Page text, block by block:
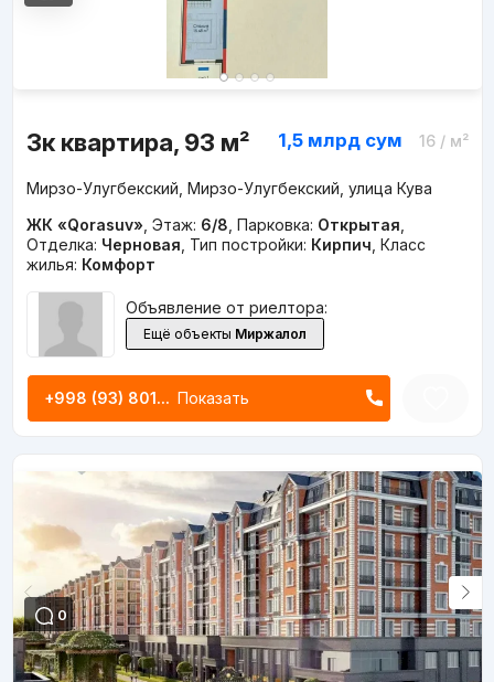
3к квартира, 93 м² 1,5 млрд сум 16/ м²
Мирзо-Улугбекский, Мирзо-Улугбекский, улица Кува
ЖК «Qorasuv» Этаж: 6/8 Парковка: Открытая
Отделка: Черновая Тип постройки: Кирпич Класс
жилья: Комфорт
Объявление от риелтора:
Ещё объекты Миржалол
+998 (93) 801... Показать
0